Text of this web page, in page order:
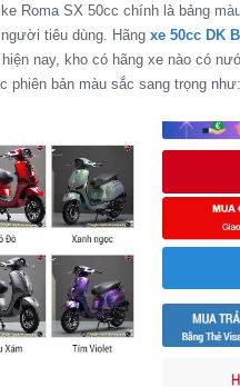
Roma SX 50cc chính là bảng
tiêu dùng. Hãng xe 50cc DK
nay, kho có hãng xe nào có
phiên bản màu sắc sang trọng như: